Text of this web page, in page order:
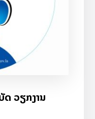
ດ ວຽກງານ